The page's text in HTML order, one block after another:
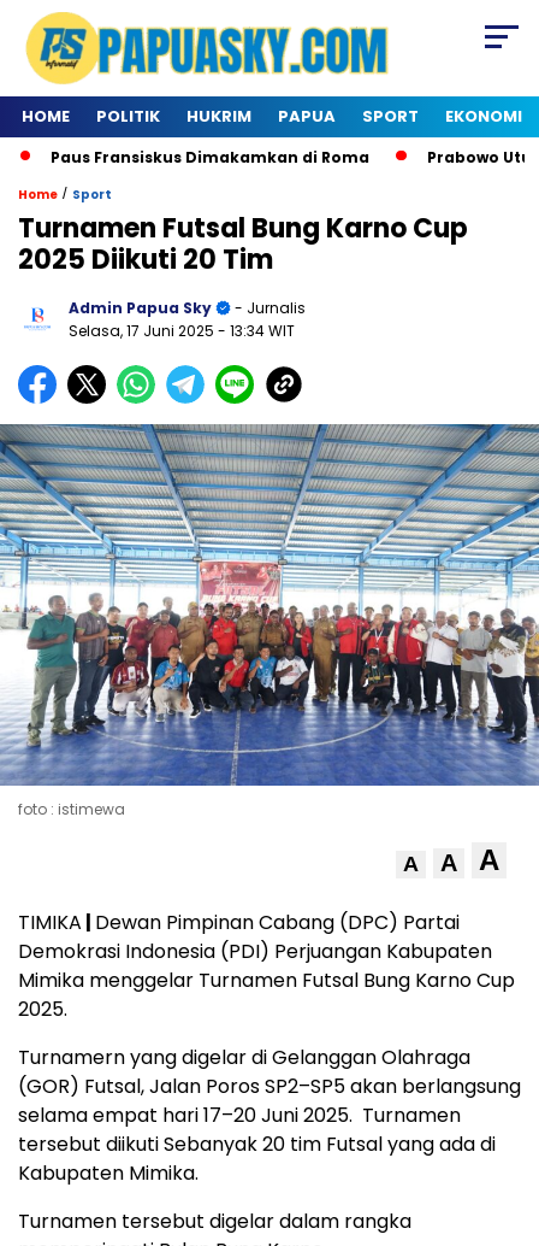
HOME POLITIK HUKRIM PAPUA SPORT EKONOMI
Paus Fransiskus Dimakamkan di Roma Prabowo Utus
Home / Sport
Turnamen Futsal Bung Karno Cup
2025 Diikuti 20 Tim
Admin Papua Sky
- Jurnalis
Selasa, 17 Juni 2025 - 13:34 WIT
foto : istimewa
A A A
TIMIKA | Dewan Pimpinan Cabang (DPC) Partai
Demokrasi Indonesia (PDI) Perjuangan Kabupaten
Mimika menggelar Turnamen Futsal Bung Karno Cup
2025.
Turnamern yang digelar di Gelanggan Olahraga
(GOR) Futsal, Jalan Poros SP2–SP5 akan berlangsung
selama empat hari 17–20 Juni 2025. Turnamen
tersebut diikuti Sebanyak 20 tim Futsal yang ada di
Kabupaten Mimika.
Turnamen tersebut digelar dalam rangka